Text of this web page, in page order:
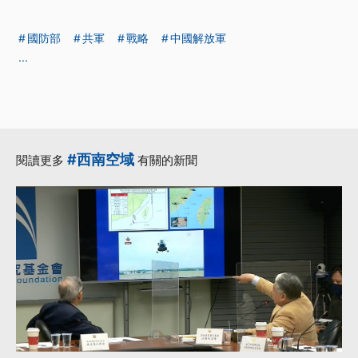
國防部 共軍 戰略
中國解放軍
...
閱讀更多 #西南空域 有關的新聞